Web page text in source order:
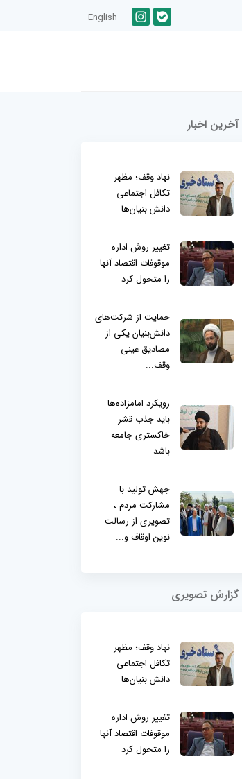
English
آخرین اخبار
نهاد وقف؛ مظهر
تکافل اجتماعی
دانش بنیان‌ها
تغییر روش اداره
موقوفات اقتصاد آنها
را متحول کرد
حمایت از شرکت‌های
دانش‌بنیان یکی از
مصادیق عینی
وقف...
رویکرد امامزاده‌ها
باید جذب قشر
خاکستری جامعه
باشد
جهش تولید با
مشارکت مردم ،
تصویری از رسالت
نوین اوقاف و...
گزارش تصویری
نهاد وقف؛ مظهر
تکافل اجتماعی
دانش بنیان‌ها
تغییر روش اداره
موقوفات اقتصاد آنها
را متحول کرد